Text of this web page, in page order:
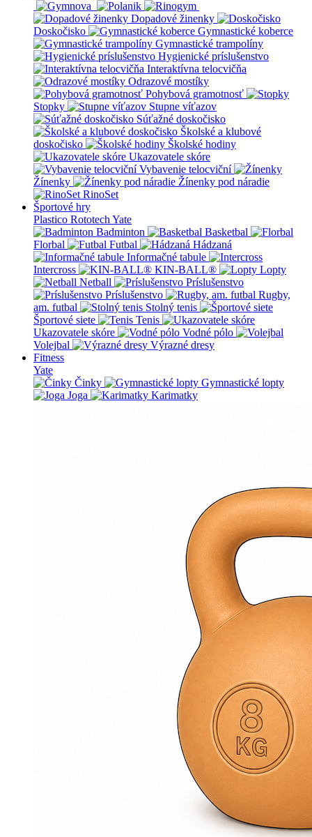
Dopadové žinenky
Doskočisko
Gymnastické koberce
Gymnastické trampolíny
Hygienické príslušenstvo
Interaktívna telocvičňa
Odrazové mostíky
Pohybová gramotnosť
Stopky
Stupne víťazov
Súťažné doskočisko
Školské a klubové
doskočisko
Školské hodiny
Ukazovatele skóre
Vybavenie telocviční
Žínenky
Žínenky pod náradie
RinoSet
Športové hry
Plastico Rototech Yate
Badminton
Basketbal
Florbal
Futbal
Hádzaná
Informačné tabule
Intercross
KIN-BALL®
Lopty
Netball
Príslušenstvo
Príslušenstvo
Rugby,
am. futbal
Stolný tenis
Športové siete
Tenis
Ukazovatele skóre
Vodné pólo
Volejbal
Výrazné dresy
Fitness
Yate
Činky
Gymnastické lopty
Joga
Karimatky